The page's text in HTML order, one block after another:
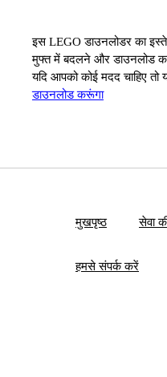
इस LEGO डाउनलोडर का
मुफ्त में बदलने और डाउनलोड
यदि आपको कोई मदद चाहिए
डाउनलोड करूंगा
मुखपृष्ठ सेवा
हमसे संपर्क करें